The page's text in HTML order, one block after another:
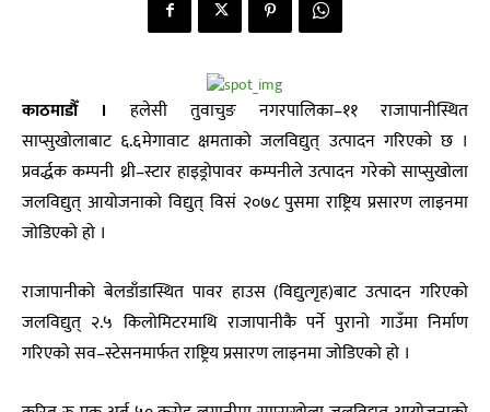
काठमाडाैँ । हलेसी तुवाचुङ नगरपालिका–११ राजापानीस्थित
साप्सुखोलाबाट ६.६मेगावाट क्षमताको जलविद्युत् उत्पादन गरिएको छ ।
प्रवर्द्धक कम्पनी थ्री–स्टार हाइड्रोपावर कम्पनीले उत्पादन गरेको साप्सुखोला
जलविद्युत् आयोजनाको विद्युत् विसं २०७८ पुसमा राष्ट्रिय प्रसारण लाइनमा
जोडिएको हो ।
राजापानीको बेलडाँडास्थित पावर हाउस (विद्युत्गृह)बाट उत्पादन गरिएको
जलविद्युत् २.५ किलोमिटरमाथि राजापानीकै पर्ने पुरानो गाउँमा निर्माण
गरिएको सव–स्टेसनमार्फत राष्ट्रिय प्रसारण लाइनमा जोडिएको हो ।